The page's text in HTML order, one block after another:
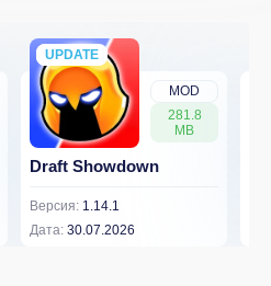
MOD
281.8
MB
UPDATE
NEW
Draft Showdown
Версия: 1.14.1
Дата: 30.07.2026